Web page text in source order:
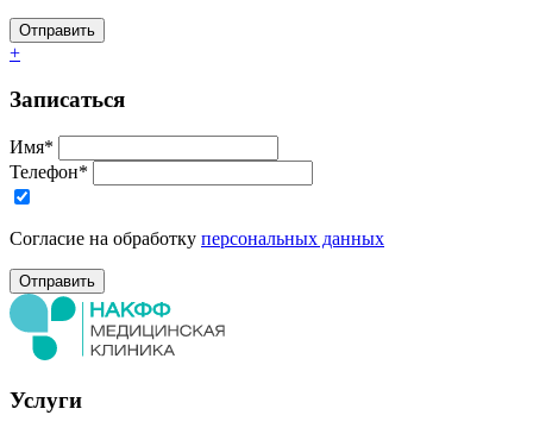
+
Записаться
Имя*
Телефон*
Согласие на обработку персональных данных
Услуги